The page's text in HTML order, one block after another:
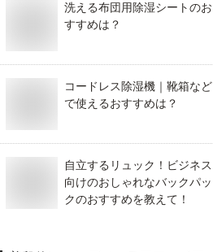
洗える布団用除湿シートのお
すすめは？
コードレス除湿機｜靴箱など
で使えるおすすめは？
自立するリュック！ビジネス
向けのおしゃれなバックパッ
クのおすすめを教えて！